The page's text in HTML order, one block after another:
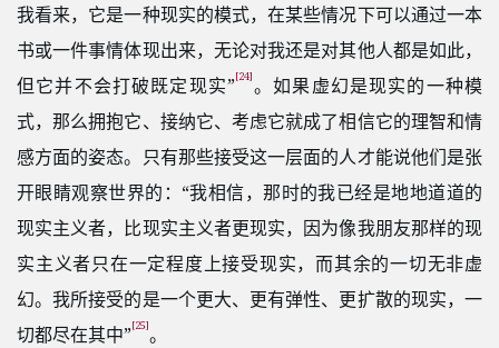
我看来，它是一种现实的模式，在某些情况下可以通过一本
书或一件事情体现出来，无论对我还是对其他人都是如此，
但它并不会打破既定现实”[24]。如果虚幻是现实的一种模
式，那么拥抱它、接纳它、考虑它就成了相信它的理智和情
感方面的姿态。只有那些接受这一层面的人才能说他们是张
开眼睛观察世界的：“我相信，那时的我已经是地地道道的
现实主义者，比现实主义者更现实，因为像我朋友那样的现
实主义者只在一定程度上接受现实，而其余的一切无非虚
幻。我所接受的是一个更大、更有弹性、更扩散的现实，一
切都尽在其中”[25]。